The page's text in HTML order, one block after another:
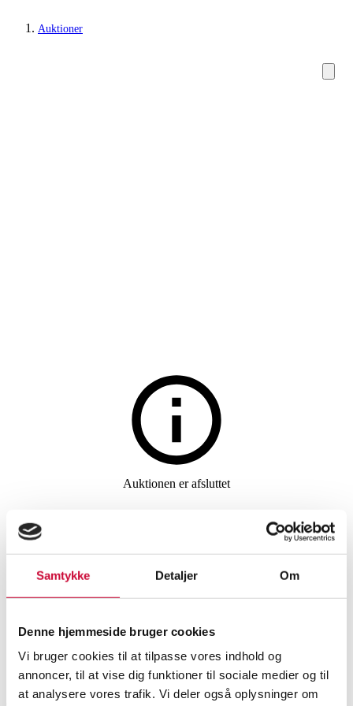
Samtykke Detaljer Om
Denne hjemmeside bruger cookies
Vi bruger cookies til at tilpasse vores indhold og
annoncer, til at vise dig funktioner til sociale medier og til
at analysere vores trafik. Vi deler også oplysninger om
Auktioner
Spiritus
Auktionen er afsluttet
20 fl. Grappa, bl.a. San Rustico
Grappa di Amarone og Carlin
de Paolo Grappa di Bonarda.
SHOWROOMVURDERINGVARENUMMER